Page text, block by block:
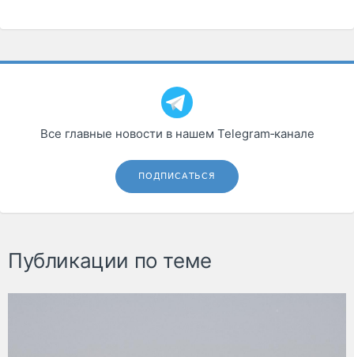
Все главные новости в нашем Telegram‑канале
ПОДПИСАТЬСЯ
Публикации по теме